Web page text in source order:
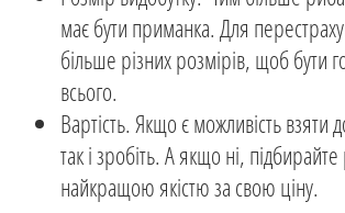
має бути приманка. Для
більше різних розмірів, щоб бути
всього.
Вартість. Якщо є можливість взяти
так і зробіть. А якщо ні,
найкращою якістю за свою ціну.